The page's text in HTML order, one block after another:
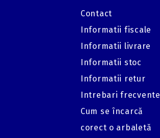
Contact
Informatii fiscale
Informatii livrare
Informatii stoc
Informatii retur
Intrebari frecvente
Cum se încarcă
corect o arbaletă